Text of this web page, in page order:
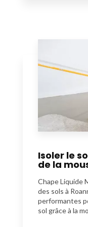
Isoler le
de la
Chape Liquide
des sols à
performantes
sol grâce à la